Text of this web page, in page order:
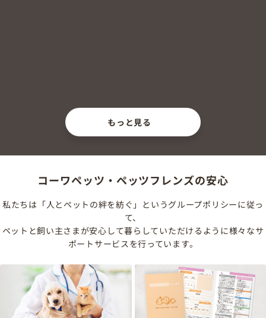
もっと見る
コーワペッツ・ペッツフレンズの安心
私たちは「人とペットの絆を紡ぐ」というグループポリシーに従っ
て、
ペットと飼い主さまが安心して暮らしていただけるように様々なサ
ポートサービスを行っています。